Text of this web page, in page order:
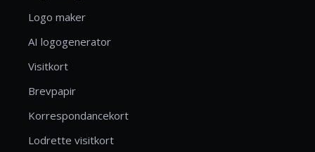
Logo maker
AI logogenerator
Visitkort
Brevpapir
Korrespondancekort
Lodrette visitkort